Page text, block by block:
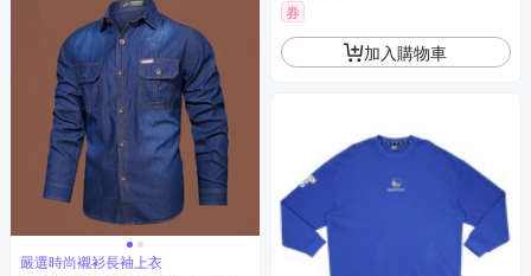
嚴選時尚襯衫長袖上衣
券
加入購物車